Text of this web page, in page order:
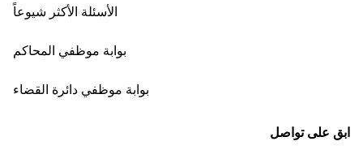
الأسئلة الأكثر شيوعاً
بوابة موظفي المحاكم
بوابة موظفي دائرة القضاء
ابق على تواصل